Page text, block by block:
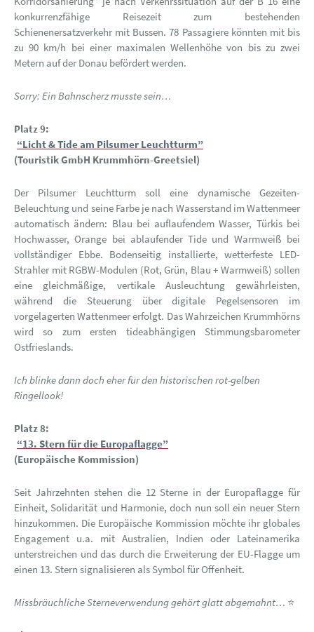
konkurrenzfähige Reisezeit zum bestehenden
Schienenersatzverkehr mit Bussen. 78 Passagiere könnten mit bis
zu 90 km/h bei einer maximalen Wellenhöhe von bis zu zwei
Metern auf der Donau befördert werden.
Sorry: Ein Bahnscherz musste sein…
Platz 9:
“Licht & Tide am Pilsumer Leuchtturm”
(Touristik GmbH Krummhörn-Greetsiel)
Der Pilsumer Leuchtturm soll eine dynamische Gezeiten-
Beleuchtung und seine Farbe je nach Wasserstand im Wattenmeer
automatisch ändern: Blau bei auflaufendem Wasser, Türkis bei
Hochwasser, Orange bei ablaufender Tide und Warmweiß bei
vollständiger Ebbe. Bodenseitig installierte, wetterfeste LED-
Strahler mit RGBW-Modulen (Rot, Grün, Blau + Warmweiß) sollen
eine gleichmäßige, vertikale Ausleuchtung gewährleisten,
während die Steuerung über digitale Pegelsensoren im
vorgelagerten Wattenmeer erfolgt. Das Wahrzeichen Krummhörns
wird so zum ersten tideabhängigen Stimmungsbarometer
Ostfrieslands.
Ich blinke dann doch eher für den historischen rot-gelben
Ringellook!
Platz 8:
“13. Stern für die Europaflagge”
(Europäische Kommission)
Seit Jahrzehnten stehen die 12 Sterne in der Europaflagge für
Einheit, Solidarität und Harmonie, doch nun soll ein neuer Stern
hinzukommen. Die Europäische Kommission möchte ihr globales
Engagement u.a. mit Australien, Indien oder Lateinamerika
unterstreichen und das durch die Erweiterung der EU-Flagge um
einen 13. Stern signalisieren als Symbol für Offenheit.
Missbräuchliche Sterneverwendung gehört glatt abgemahnt… ⭐